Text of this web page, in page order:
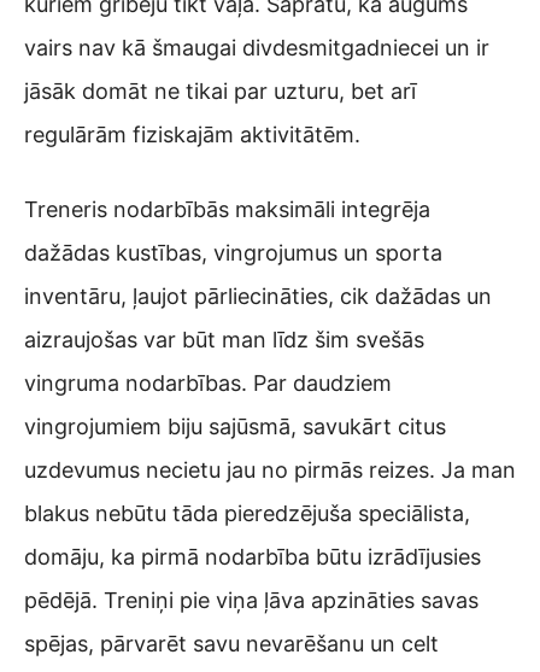
vairs nav kā šmaugai divdesmitgadniecei un ir
jāsāk domāt ne tikai par uzturu, bet arī
regulārām fiziskajām aktivitātēm.
Treneris nodarbībās maksimāli integrēja
dažādas kustības, vingrojumus un sporta
inventāru, ļaujot pārliecināties, cik dažādas un
aizraujošas var būt man līdz šim svešās
vingruma nodarbības. Par daudziem
vingrojumiem biju sajūsmā, savukārt citus
uzdevumus necietu jau no pirmās reizes. Ja man
blakus nebūtu tāda pieredzējuša speciālista,
domāju, ka pirmā nodarbība būtu izrādījusies
pēdējā. Treniņi pie viņa ļāva apzināties savas
spējas, pārvarēt savu nevarēšanu un celt